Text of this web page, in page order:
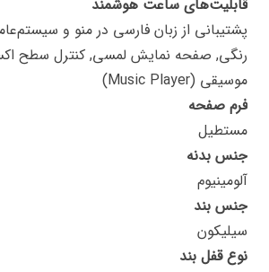
قابلیت‌های ساعت هوشمند
پشتیبانی از زبان فارسی در منو و
رنگی, صفحه نمایش لمسی, کنترل سطح
موسیقی (Music Player)
فرم صفحه
مستطیل
جنس بدنه
آلومینیوم
جنس بند
سیلیکون
نوع قفل بند